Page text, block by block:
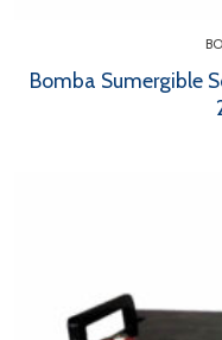
Bomba Sumergible